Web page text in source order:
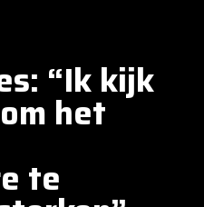
“Ik kijk
het
te